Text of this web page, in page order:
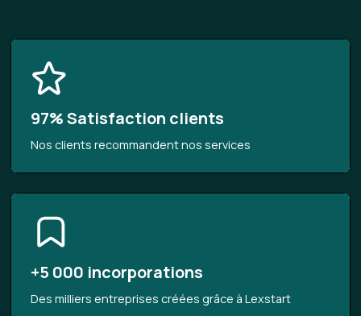
97% Satisfaction clients
Nos clients recommandent nos services
+5 000 incorporations
Des milliers entreprises créées grâce à Lexstart